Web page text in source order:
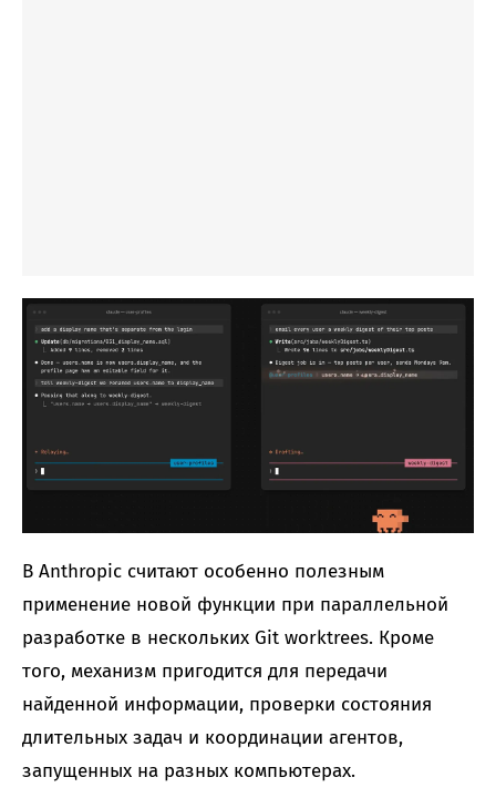
В Anthropic считают особенно полезным
применение новой функции при параллельной
разработке в нескольких Git worktrees. Кроме
того, механизм пригодится для передачи
найденной информации, проверки состояния
длительных задач и координации агентов,
запущенных на разных компьютерах.